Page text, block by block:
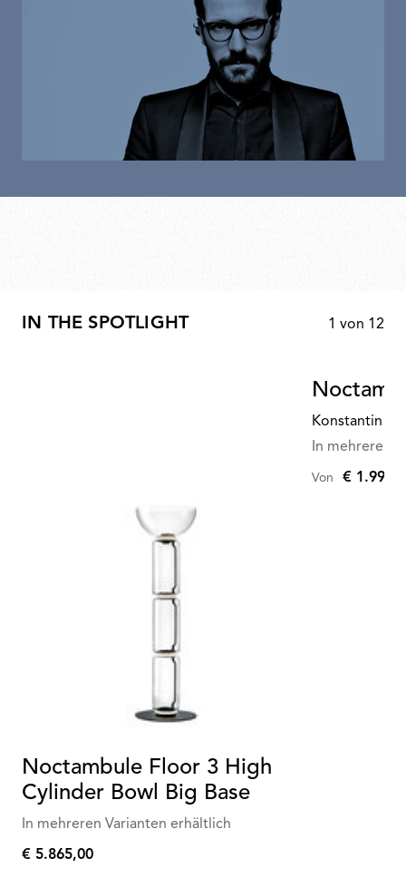
IN THE SPOTLIGHT 1 von 12
Noctambule Floor 3 High
Cylinder Bowl Big Base
In mehreren Varianten erhältlich
€ 5.865,00
Konstantin
In mehreren
Von €